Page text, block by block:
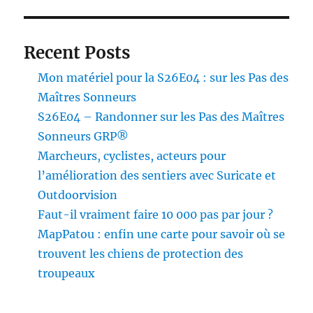
Recent Posts
Mon matériel pour la S26E04 : sur les Pas des
Maîtres Sonneurs
S26E04 – Randonner sur les Pas des Maîtres
Sonneurs GRP®
Marcheurs, cyclistes, acteurs pour
l’amélioration des sentiers avec Suricate et
Outdoorvision
Faut-il vraiment faire 10 000 pas par jour ?
MapPatou : enfin une carte pour savoir où se
trouvent les chiens de protection des
troupeaux